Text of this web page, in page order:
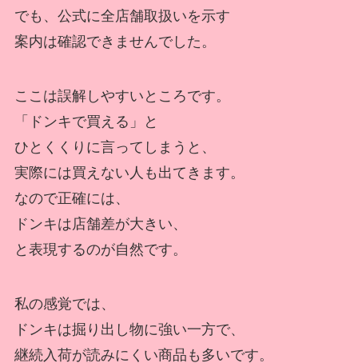
でも、公式に全店舗取扱いを示す
案内は確認できませんでした。
ここは誤解しやすいところです。
「ドンキで買える」と
ひとくくりに言ってしまうと、
実際には買えない人も出てきます。
なので正確には、
ドンキは店舗差が大きい、
と表現するのが自然です。
私の感覚では、
ドンキは掘り出し物に強い一方で、
継続入荷が読みにくい商品も多いです。